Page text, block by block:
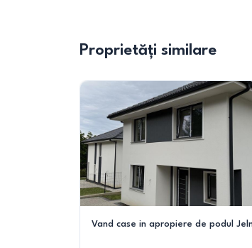
Proprietăți similare
Vand case in apropiere de podul